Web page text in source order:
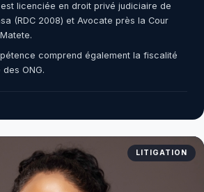
est licenciée en droit privé judiciaire de
(RDC 2008) et Avocate près la Cour
comprend également la fiscalité
ONG.
LITIGATION